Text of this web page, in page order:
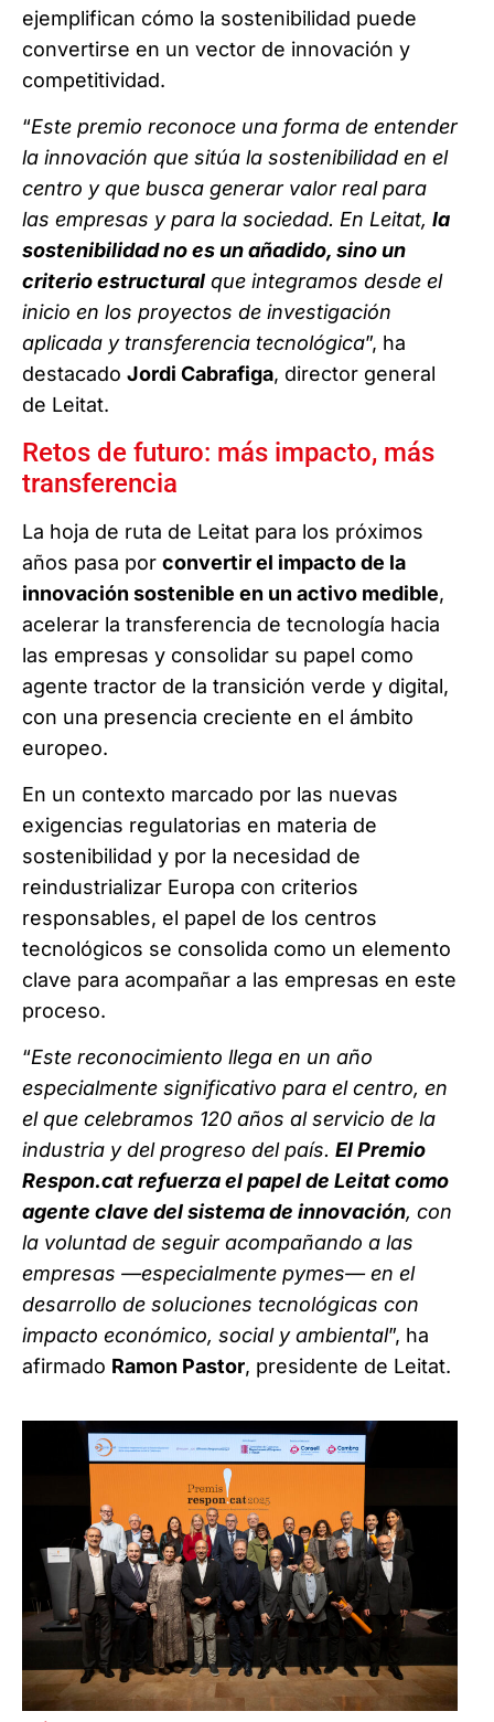
ejemplifican cómo la sostenibilidad puede
convertirse en un vector de innovación y
competitividad.
“Este premio reconoce una forma de entender
la innovación que sitúa la sostenibilidad en el
centro y que busca generar valor real para
las empresas y para la sociedad. En Leitat, la
sostenibilidad no es un añadido, sino un
criterio estructural que integramos desde el
inicio en los proyectos de investigación
aplicada y transferencia tecnológica”, ha
destacado Jordi Cabrafiga, director general
de Leitat.
Retos de futuro: más impacto, más
transferencia
La hoja de ruta de Leitat para los próximos
años pasa por convertir el impacto de la
innovación sostenible en un activo medible,
acelerar la transferencia de tecnología hacia
las empresas y consolidar su papel como
agente tractor de la transición verde y digital,
con una presencia creciente en el ámbito
europeo.
En un contexto marcado por las nuevas
exigencias regulatorias en materia de
sostenibilidad y por la necesidad de
reindustrializar Europa con criterios
responsables, el papel de los centros
tecnológicos se consolida como un elemento
clave para acompañar a las empresas en este
proceso.
“Este reconocimiento llega en un año
especialmente significativo para el centro, en
el que celebramos 120 años al servicio de la
industria y del progreso del país. El Premio
Respon.cat refuerza el papel de Leitat como
agente clave del sistema de innovación, con
la voluntad de seguir acompañando a las
empresas —especialmente pymes— en el
desarrollo de soluciones tecnológicas con
impacto económico, social y ambiental”, ha
afirmado Ramon Pastor, presidente de Leitat.